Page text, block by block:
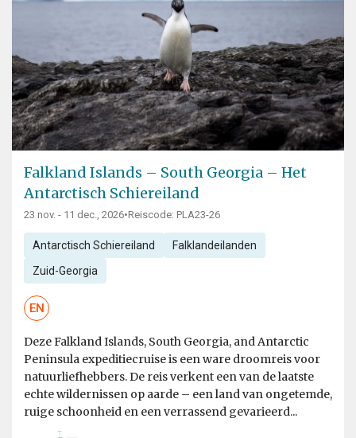
Falkland Islands – South Georgia – Het
Antarctisch Schiereiland
23 nov. - 11 dec., 2026•Reiscode: PLA23-26
Antarctisch Schiereiland Falklandeilanden
Zuid-Georgia
EN
Deze Falkland Islands, South Georgia, and Antarctic
Peninsula expeditiecruise is een ware droomreis voor
natuurliefhebbers. De reis verkent een van de laatste
echte wildernissen op aarde – een land van ongetemde,
ruige schoonheid en een verrassend gevarieerd...